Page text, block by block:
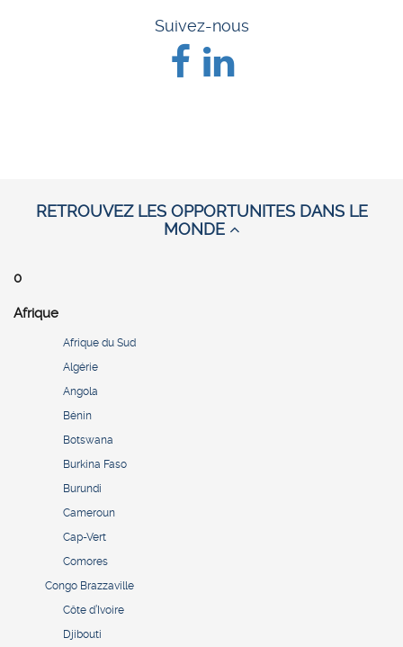
Suivez-nous
RETROUVEZ LES OPPORTUNITES DANS LE
MONDE
0
Afrique
Afrique du Sud
Algérie
Angola
Bénin
Botswana
Burkina Faso
Burundi
Cameroun
Cap-Vert
Comores
Congo Brazzaville
Côte d’Ivoire
Djibouti